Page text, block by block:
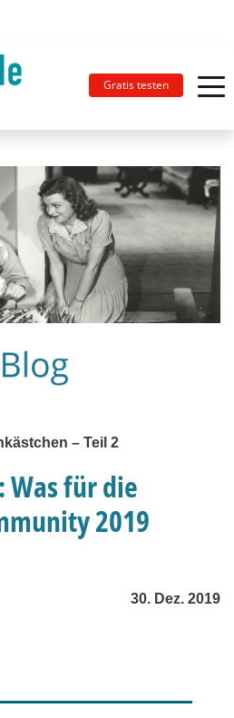
Gratis testen
– Teil 2
Was für die
2019
30. Dez. 2019